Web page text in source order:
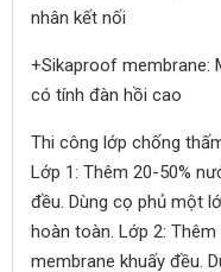
nhân kết nối
+Sikaproof membrane:
có tính đàn hồi cao
Thi công lớp chống
Lớp 1: Thêm 20-50%
đều. Dùng cọ phủ một
hoàn toàn. Lớp 2:
membrane khuấy đều.